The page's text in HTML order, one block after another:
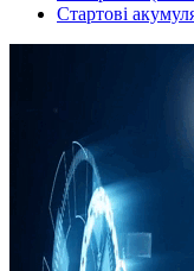
Стартові